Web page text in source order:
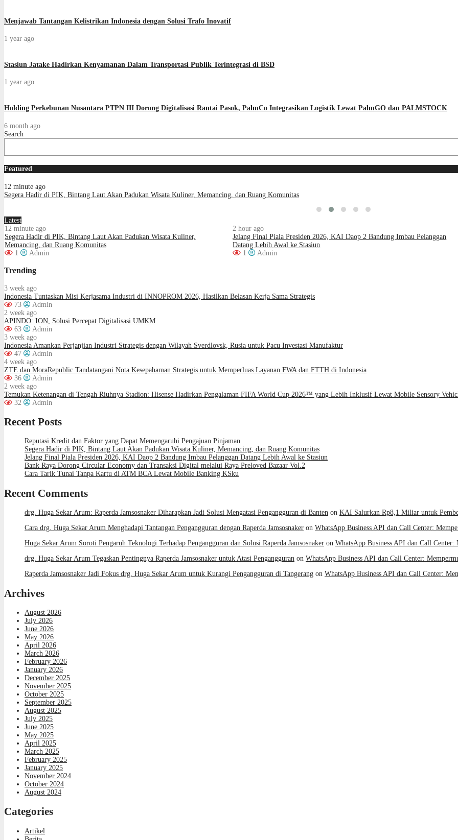
Menjawab Tantangan Kelistrikan Indonesia dengan Solusi Trafo Inovatif
1 year ago
Stasiun Jatake Hadirkan Kenyamanan Dalam Transportasi Publik Terintegrasi di BSD
1 year ago
Holding Perkebunan Nusantara PTPN III Dorong Digitalisasi Rantai Pasok, PalmCo Integrasikan Logistik Lewat PalmGO dan PALMSTOCK
6 month ago
Search
Featured
12 minute ago
Segera Hadir di PIK, Bintang Laut Akan Padukan Wisata Kuliner, Memancing, dan Ruang Komunitas
Latest
12 minute ago
Segera Hadir di PIK, Bintang Laut Akan Padukan Wisata Kuliner,
Memancing, dan Ruang Komunitas
1
Admin
2 hour ago
Jelang Final Piala Presiden 2026, KAI Daop 2 Bandung Imbau Pelanggan
Datang Lebih Awal ke Stasiun
1
Admin
Trending
3 week ago
Indonesia Tuntaskan Misi Kerjasama Industri di INNOPROM 2026, Hasilkan Belasan Kerja Sama Strategis
73
Admin
2 week ago
APINDO: ION, Solusi Percepat Digitalisasi UMKM
63
Admin
3 week ago
Indonesia Amankan Perjanjian Industri Strategis dengan Wilayah Sverdlovsk, Rusia untuk Pacu Investasi Manufaktur
47
Admin
4 week ago
ZTE dan MoraRepublic Tandatangani Nota Kesepahaman Strategis untuk Memperluas Layanan FWA dan FTTH di Indonesia
36
Admin
2 week ago
Temukan Ketenangan di Tengah Riuhnya Stadion: Hisense Hadirkan Pengalaman FIFA World Cup 2026™ yang Lebih Inklusif Lewat Mobile Sensory
32
Admin
Recent Posts
Reputasi Kredit dan Faktor yang Dapat Memengaruhi Pengajuan Pinjaman
Segera Hadir di PIK, Bintang Laut Akan Padukan Wisata Kuliner, Memancing, dan Ruang Komunitas
Jelang Final Piala Presiden 2026, KAI Daop 2 Bandung Imbau Pelanggan Datang Lebih Awal ke Stasiun
Bank Raya Dorong Circular Economy dan Transaksi Digital melalui Raya Preloved Bazaar Vol.2
Cara Tarik Tunai Tanpa Kartu di ATM BCA Lewat Mobile Banking KSku
Recent Comments
drg. Huga Sekar Arum: Raperda Jamsosnaker Diharapkan Jadi Solusi Mengatasi Pengangguran di Banten on KAI Salurkan Rp8,1 Miliar untuk
Cara drg. Huga Sekar Arum Menghadapi Tantangan Pengangguran dengan Raperda Jamsosnaker on WhatsApp Business API dan Call Center:
Huga Sekar Arum Soroti Pengaruh Teknologi Terhadap Pengangguran dan Solusi Raperda Jamsosnaker on WhatsApp Business API dan Call Center:
drg. Huga Sekar Arum Tegaskan Pentingnya Raperda Jamsosnaker untuk Atasi Pengangguran on WhatsApp Business API dan Call Center:
Raperda Jamsosnaker Jadi Fokus drg. Huga Sekar Arum untuk Kurangi Pengangguran di Tangerang on WhatsApp Business API dan Call Center:
Archives
August 2026
July 2026
June 2026
May 2026
April 2026
March 2026
February 2026
January 2026
December 2025
November 2025
October 2025
September 2025
August 2025
July 2025
June 2025
May 2025
April 2025
March 2025
February 2025
January 2025
November 2024
October 2024
August 2024
Categories
Artikel